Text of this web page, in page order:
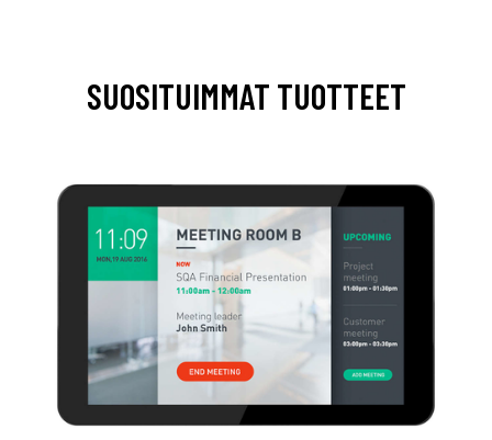
SUOSITUIMMAT TUOTTEET